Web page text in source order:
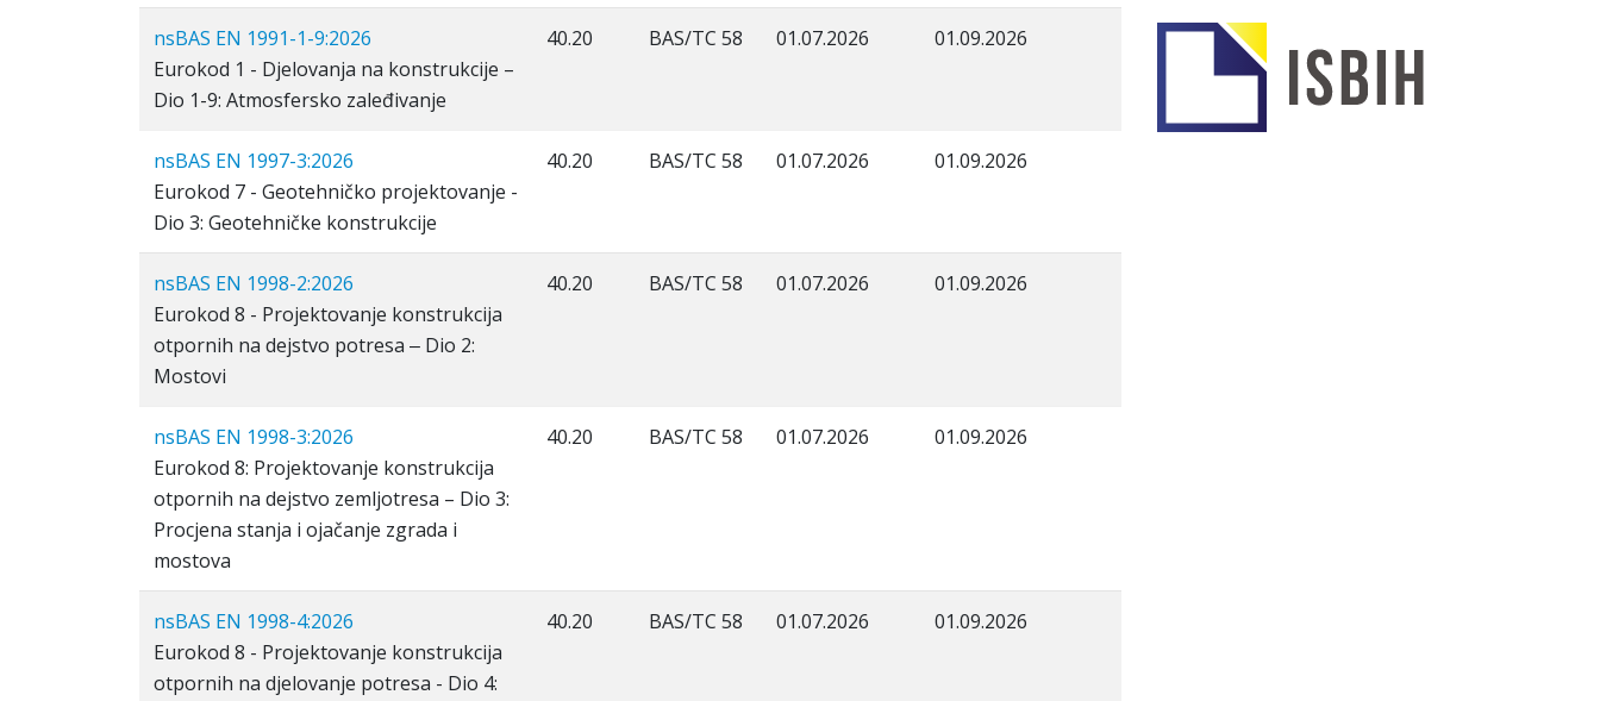
nsBAS EN 1991-1-9:2026
Eurokod 1 - Djelovanja na konstrukcije –
Dio 1-9: Atmosfersko zaleđivanje
40.20 BAS/TC 58 01.07.2026 01.09.2026
nsBAS EN 1997-3:2026
Eurokod 7 - Geotehničko projektovanje -
Dio 3: Geotehničke konstrukcije
40.20 BAS/TC 58 01.07.2026 01.09.2026
nsBAS EN 1998-2:2026
Eurokod 8 - Projektovanje konstrukcija
otpornih na dejstvo potresa ‒ Dio 2:
Mostovi
40.20 BAS/TC 58 01.07.2026 01.09.2026
nsBAS EN 1998-3:2026
Eurokod 8: Projektovanje konstrukcija
otpornih na dejstvo zemljotresa – Dio 3:
Procjena stanja i ojačanje zgrada i
mostova
40.20 BAS/TC 58 01.07.2026 01.09.2026
nsBAS EN 1998-4:2026
Eurokod 8 - Projektovanje konstrukcija
otpornih na djelovanje potresa - Dio 4:
40.20 BAS/TC 58 01.07.2026 01.09.2026